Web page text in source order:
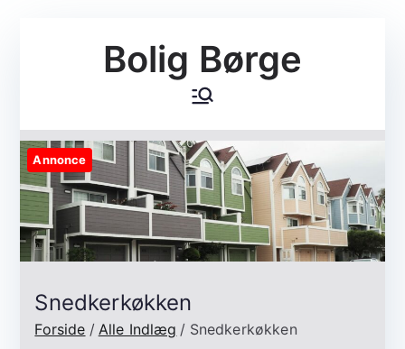
Bolig Børge
Annonce
Snedkerkøkken
Forside Alle Indlæg Snedkerkøkken